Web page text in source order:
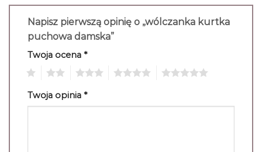
Napisz pierwszą opinię o „wólczanka kurtka
puchowa damska”
Twoja ocena *
Twoja opinia *